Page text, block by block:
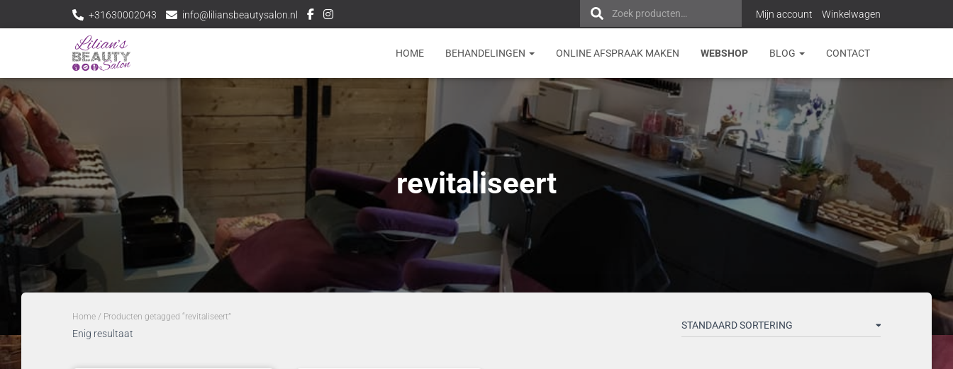
e
n
a
Zoek producten… Mijn account Winkelwagen
+31630002043 info@liliansbeautysalon.nl
HOME BEHANDELINGEN ONLINE AFSPRAAK MAKEN WEBSHOP BLOG CONTACT
revitaliseert
Home / Producten getagged “revitaliseert”
Enig resultaat